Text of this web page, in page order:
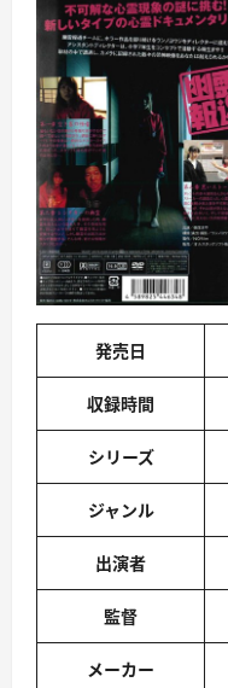
発売日
収録時間
シリーズ
ジャンル
出演者
監督
メーカー